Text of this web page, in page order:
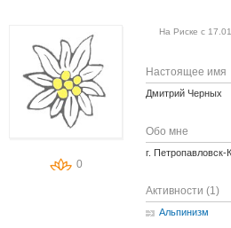
0
На Риске с
Настоящее имя
Дмитрий Черных
Обо мне
г. Петропавловск-
Активности (1)
Альпинизм